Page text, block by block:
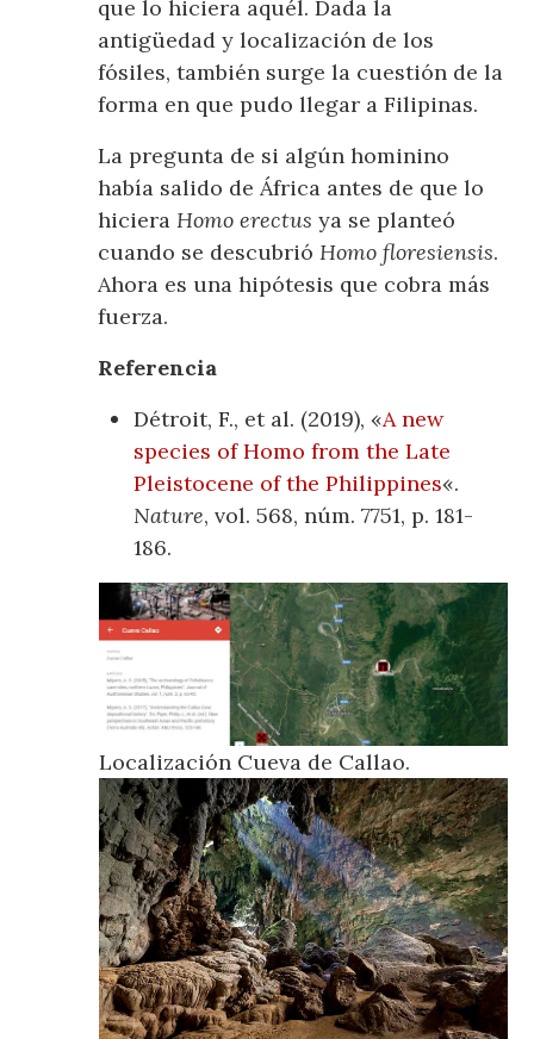
que lo hiciera aquél. Dada la
antigüedad y localización de los
fósiles, también surge la cuestión de la
forma en que pudo llegar a Filipinas.
La pregunta de si algún hominino
había salido de África antes de que lo
hicieraHomo erectus ya se planteó
cuando se descubrióHomo floresiensis.
Ahora es una hipótesis que cobra más
fuerza.
Referencia
Détroit, F., et al. (2019), «A new
species of Homo from the Late
Pleistocene of the Philippines«.
Nature, vol. 568, núm. 7751, p. 181-
186.
Localización Cueva de Callao.